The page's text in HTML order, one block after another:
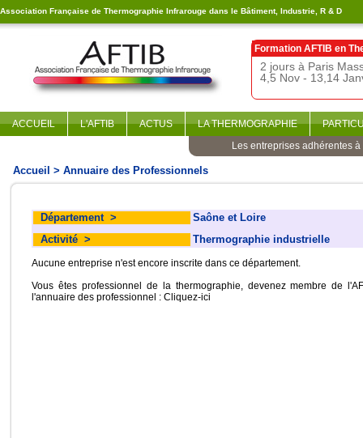
Association Française de Thermographie Infrarouge dans le Bâtiment, Industrie, R & D
Formation AFTIB en
2 jours à Paris
4,5 Nov - 13,14
ACCUEIL L'AFTIB ACTUS LA THERMOGRAPHIE
Les entreprises adhérentes à
Accueil > Annuaire des Professionnels
Département >
Saône et Loire
Activité > Thermographie industrielle
Aucune entreprise n'est encore inscrite dans ce département.
Vous êtes professionnel de la thermographie, devenez membre de
l'annuaire des professionnel : Cliquez-ici